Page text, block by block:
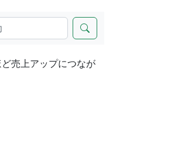
売上アップにつなが